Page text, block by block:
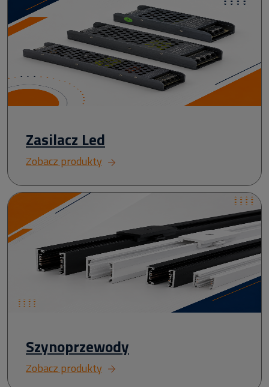
Zasilacz Led
Zobacz produkty
Szynoprzewody
Zobacz produkty